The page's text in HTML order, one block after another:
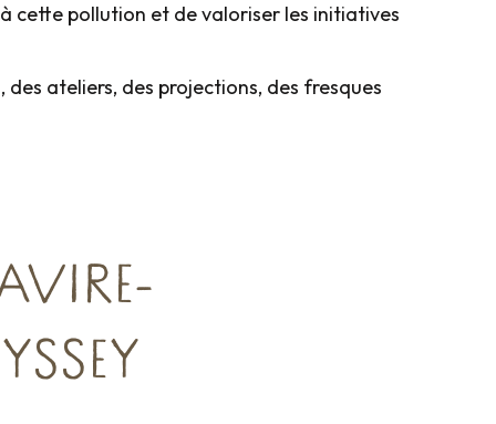
cette pollution et de valoriser les initiatives
ateliers, des projections, des fresques